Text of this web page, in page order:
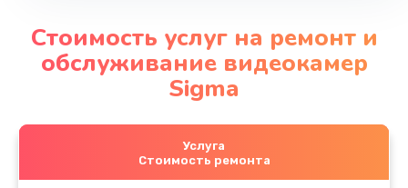
Стоимость услуг на ремонт и
обслуживание видеокамер
Sigma
Услуга
Стоимость ремонта